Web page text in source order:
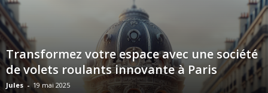
Transformez votre espace avec une société
de volets roulants innovante à Paris
Jules - 19 mai 2025